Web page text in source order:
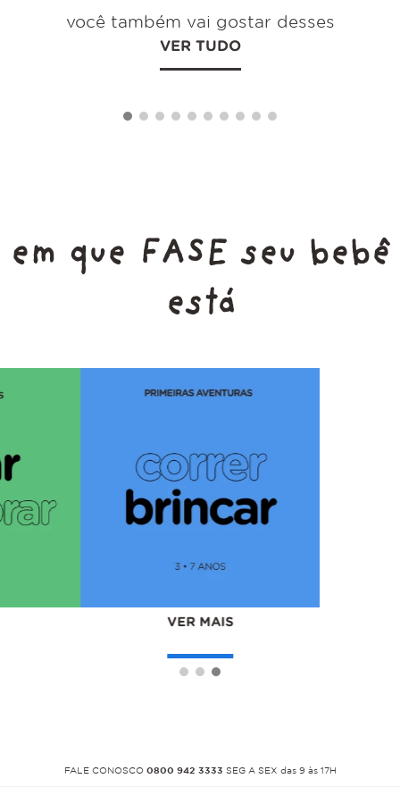
você também vai gostar desses
VER TUDO
em que FASE seu bebê
está
VER MAIS
FALE CONOSCO 0800 942 3333 SEG A SEX das 9 às 17H